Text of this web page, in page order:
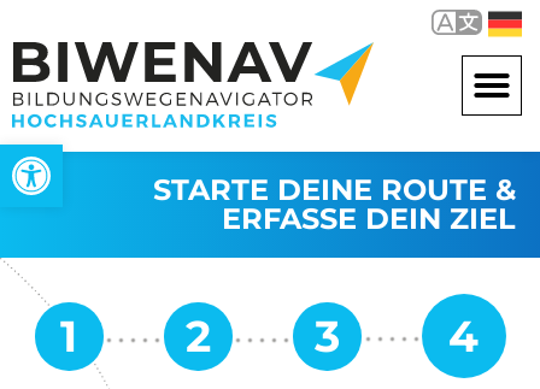
Werkzeugleiste öffnen
STARTE DEINE ROUTE &
ERFASSE DEIN ZIEL